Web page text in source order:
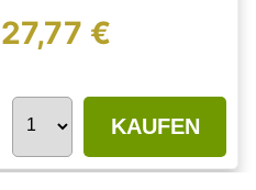
27,77 €
KAUFEN